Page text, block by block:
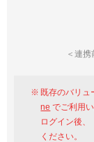
＜連
既存のバリ
ne でご利用
ログイン後、
ください。